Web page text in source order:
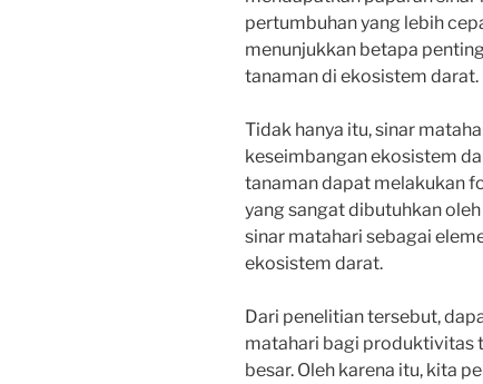
pertumbuhan yang lebih
menunjukkan betapa
tanaman di ekosistem darat.
Tidak hanya itu, sinar
keseimbangan ekosistem
tanaman dapat melakukan
yang sangat dibutuhkan
sinar matahari sebagai
ekosistem darat.
Dari penelitian tersebut,
matahari bagi produktivitas
besar. Oleh karena itu, kita